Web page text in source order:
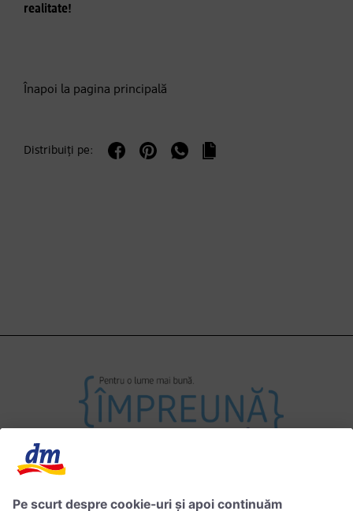
realitate!
Înapoi la pagina principală
Distribuiți pe: